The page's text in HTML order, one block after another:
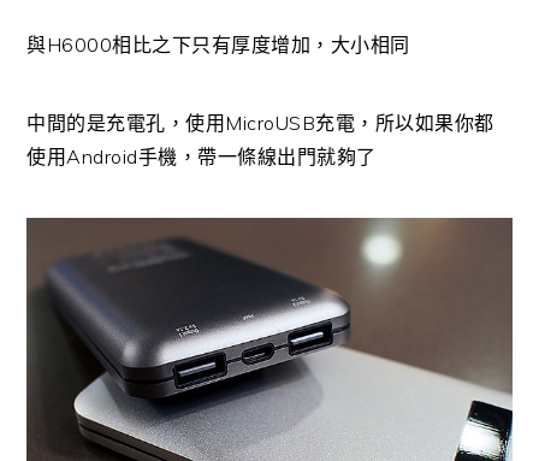
與H6000相比之下只有厚度增加，大小相同
中間的是充電孔，使用MicroUSB充電，所以如果你都
使用Android手機，帶一條線出門就夠了